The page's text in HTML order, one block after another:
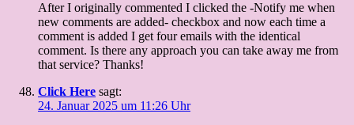
After I originally commented I clicked the -Notify me when
new comments are added- checkbox and now each time a
comment is added I get four emails with the identical
comment. Is there any approach you can take away me from
that service? Thanks!
Click Here sagt:
24. Januar 2025 um 11:26 Uhr